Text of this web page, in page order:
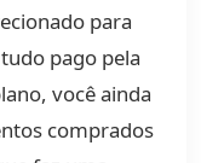
para
pago pela
você ainda
comprados